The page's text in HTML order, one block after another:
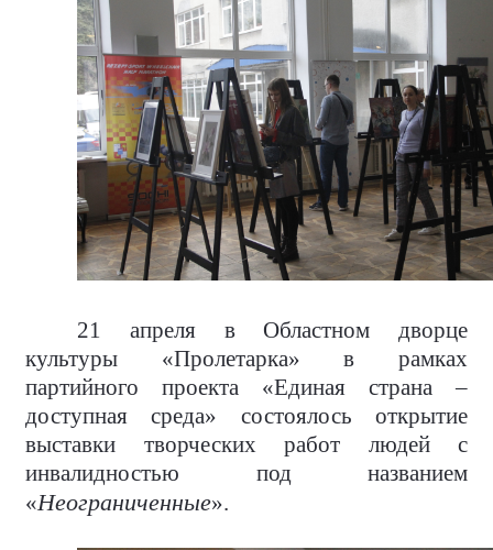
21 апреля в Областном дворце
культуры «Пролетарка» в рамках
партийного проекта «Единая страна –
доступная среда» состоялось открытие
выставки творческих работ людей с
инвалидностью под названием
«Неограниченные».